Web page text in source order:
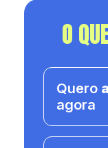
O
Quero
agora